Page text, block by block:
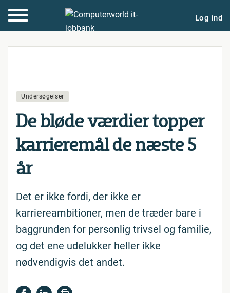
Log ind
Undersøgelser
De bløde værdier topper
kar­ri­e­re­mål de næste 5
år
Det er ikke fordi, der ikke er
karriereambitioner, men de træder bare i
baggrunden for personlig trivsel og familie,
og det ene udelukker heller ikke
nødvendigvis det andet.